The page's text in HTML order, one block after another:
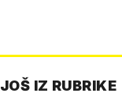
JOŠ IZ RUBRIKE